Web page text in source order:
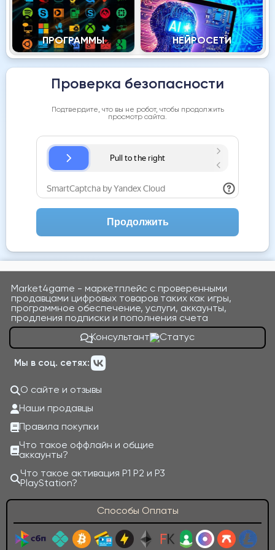
ПРОГРАММЫ НЕЙРОСЕТИ
Проверка безопасности
Подтвердите, что вы не робот, чтобы продолжить
просмотр сайта.
Продолжить
Market4game - маркетплейс с проверенными
продавцами цифровых товаров таких как игры,
программное обеспечение, услуги, аккаунты,
продления подписки и пополнения счета
Консультант
Мы в соц. сетях:
О сайте и отзывы
Наши продавцы
Правила покупки
Что такое оффлайн и общие
аккаунты?
Что такое активация P1 P2 и P3
PlayStation?
Способы Оплаты